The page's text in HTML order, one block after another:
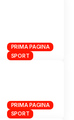
PRIMA PAGINA
SPORT
PRIMA PAGINA
SPORT